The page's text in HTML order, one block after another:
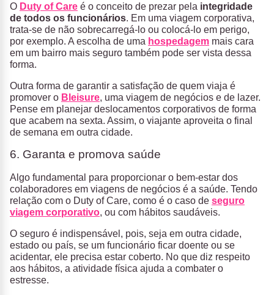
O Duty of Care é o conceito de prezar pela integridade
de todos os funcionários. Em uma viagem corporativa,
trata-se de não sobrecarregá-lo ou colocá-lo em perigo,
por exemplo. A escolha de uma hospedagem mais cara
em um bairro mais seguro também pode ser vista dessa
forma.
Outra forma de garantir a satisfação de quem viaja é
promover o Bleisure, uma viagem de negócios e de lazer.
Pense em planejar deslocamentos corporativos de forma
que acabem na sexta. Assim, o viajante aproveita o final
de semana em outra cidade.
6. Garanta e promova saúde
Algo fundamental para proporcionar o bem-estar dos
colaboradores em viagens de negócios é a saúde. Tendo
relação com o Duty of Care, como é o caso de seguro
viagem corporativo, ou com hábitos saudáveis.
O seguro é indispensável, pois, seja em outra cidade,
estado ou país, se um funcionário ficar doente ou se
acidentar, ele precisa estar coberto. No que diz respeito
aos hábitos, a atividade física ajuda a combater o
estresse.